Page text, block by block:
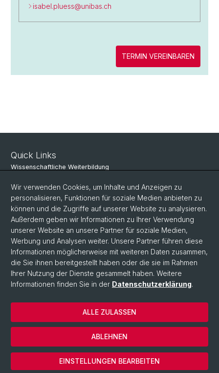
isabel.pluess@unibas.ch
TERMIN VEREINBAREN
Quick Links
Wissenschaftliche Weiterbildung
bruhnpartner
Social Media
Instagram
LinkedIn
© Universität Basel
Wirtschaftswissenschaftliche Fakultät
Wir verwenden Cookies, um Inhalte und Anzeigen zu
personalisieren, Funktionen für soziale Medien anbieten zu
können und die Zugriffe auf unserer Website zu analysieren.
Außerdem geben wir Informationen zu Ihrer Verwendung
unserer Website an unsere Partner für soziale Medien,
Werbung und Analysen weiter. Unsere Partner führen diese
Informationen möglicherweise mit weiteren Daten zusammen,
die Sie ihnen bereitgestellt haben oder die sie im Rahmen
Ihrer Nutzung der Dienste gesammelt haben. Weitere
Informationen finden Sie in der Datenschutzerklärung.
EINSTELLUNGEN BEARBEITEN
ABLEHNEN
ALLE ZULASSEN